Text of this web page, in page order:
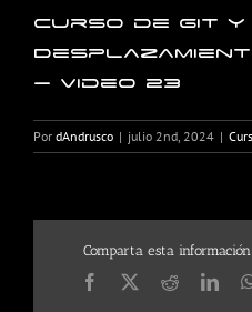
Curso de Git y
– Video 23
Por dAndrusco | julio 2nd, 2024 |
Comparta esta
Facebook
X Reddit